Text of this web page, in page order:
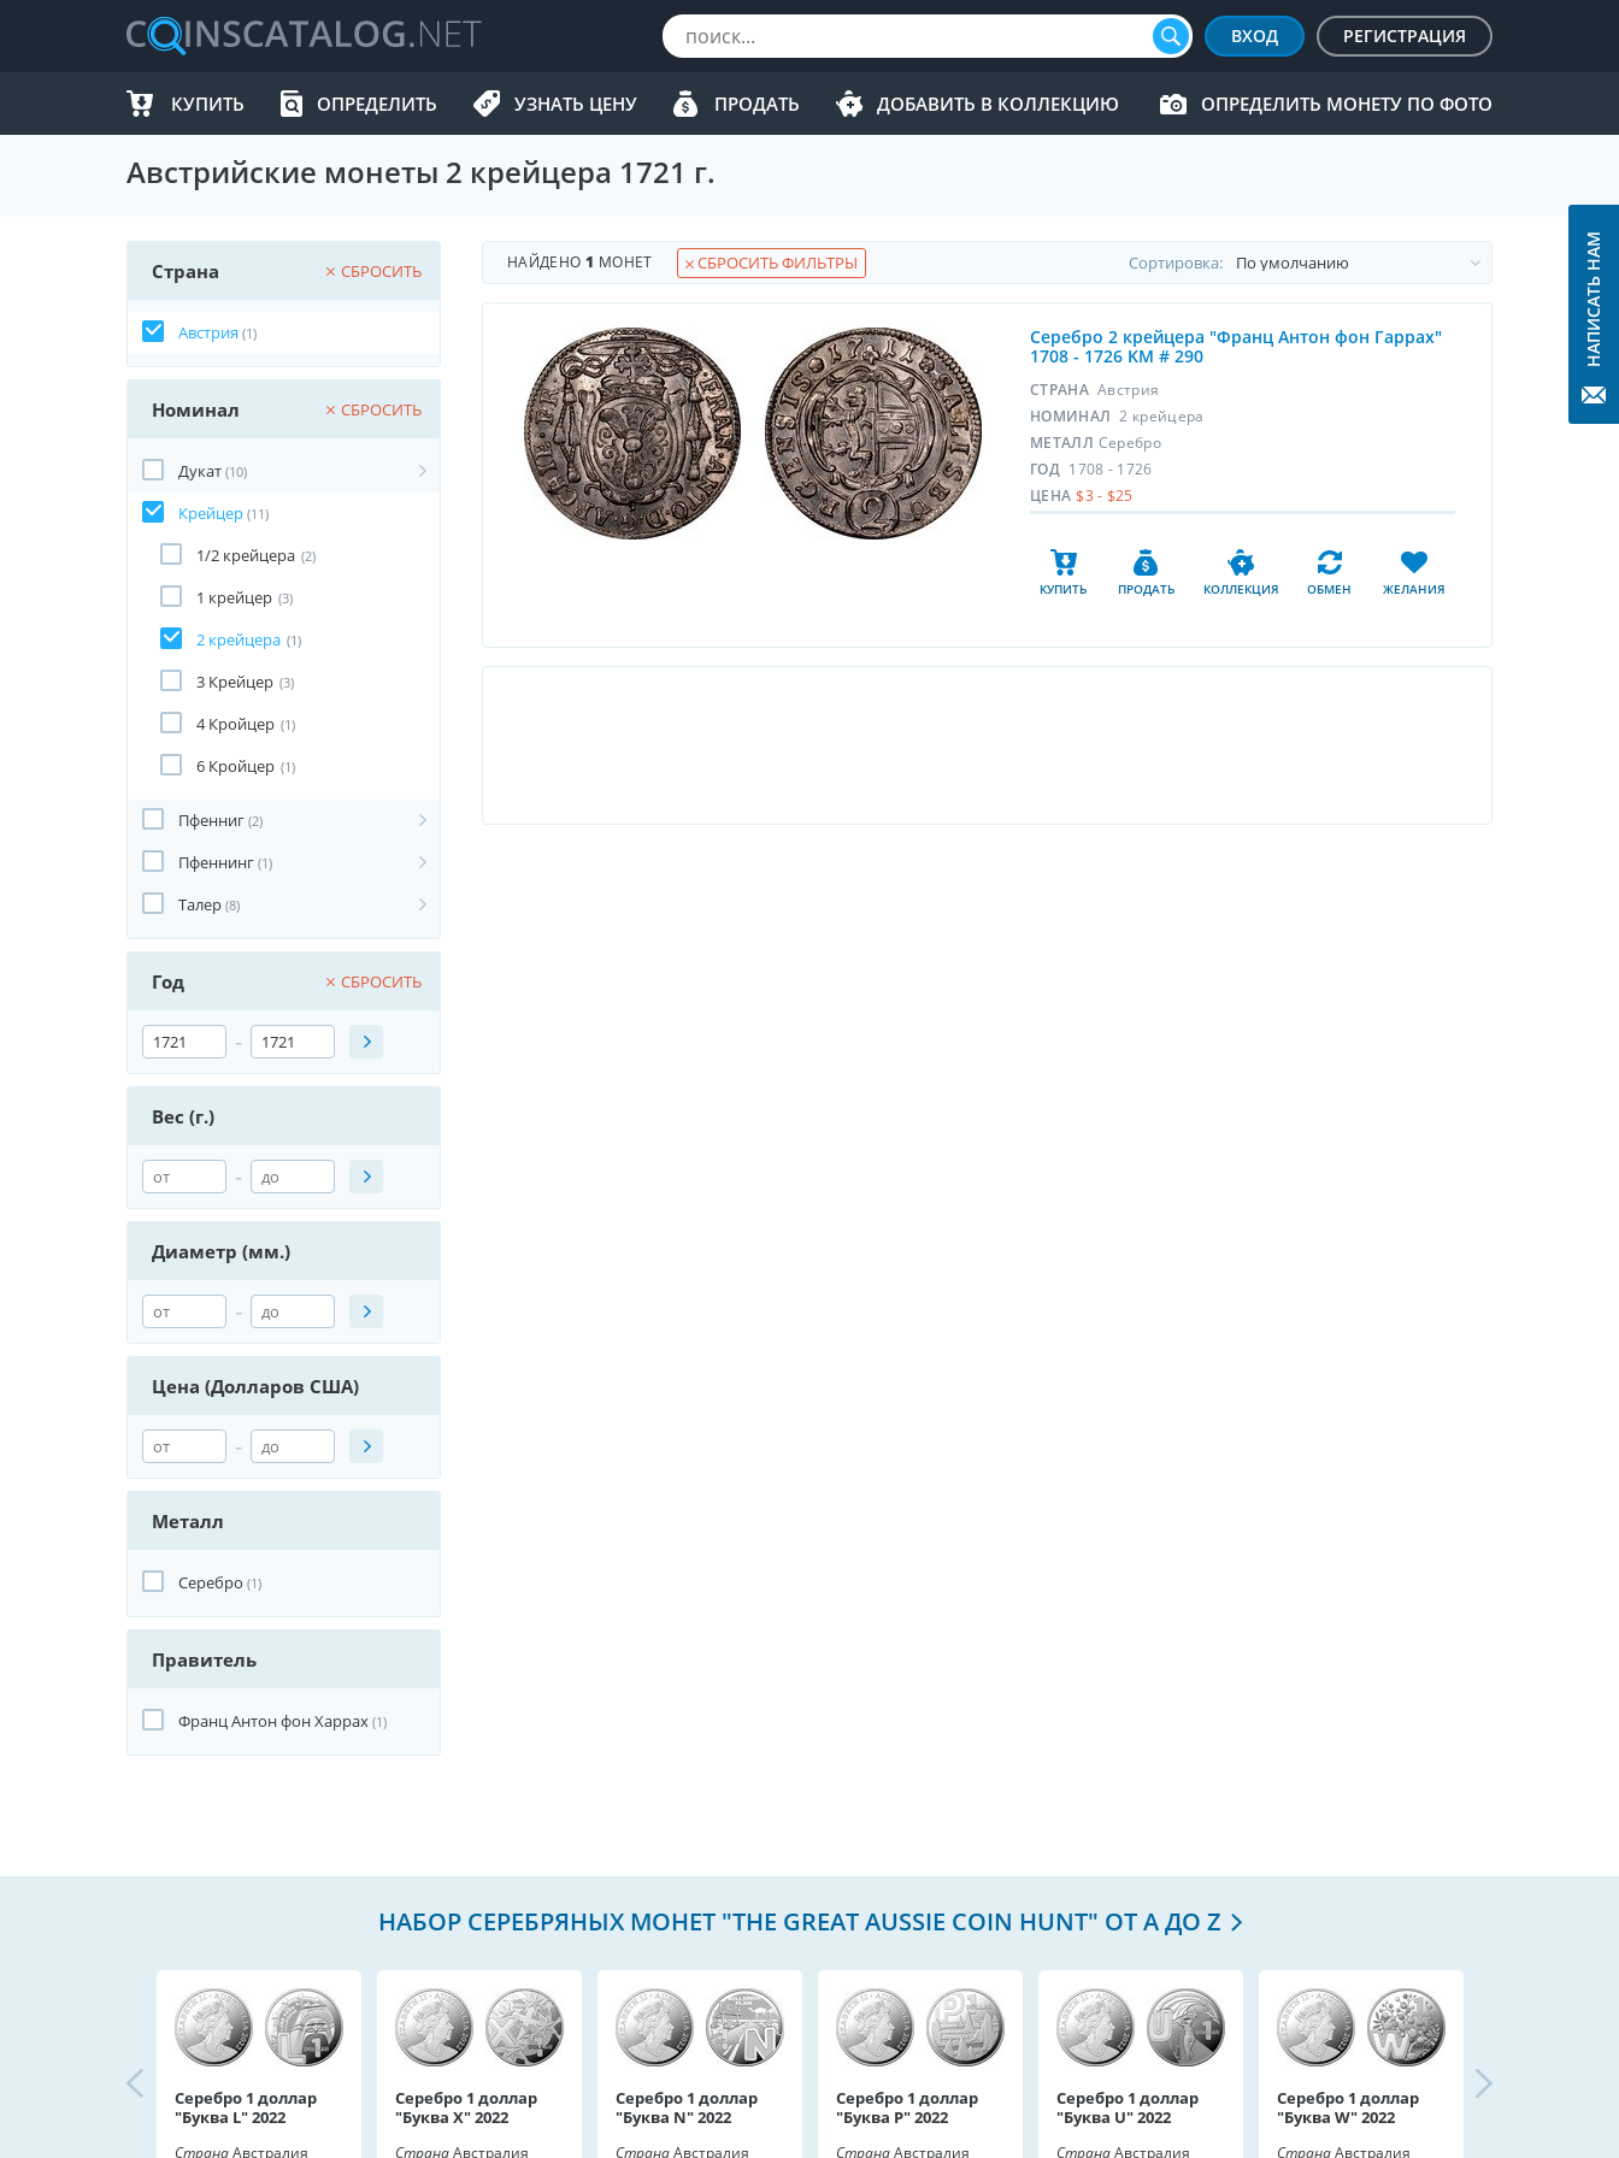
ВХОД РЕГИСТРАЦИЯ
КУПИТЬ ОПРЕДЕЛИТЬ УЗНАТЬ ЦЕНУ ПРОДАТЬ ДОБАВИТЬ В КОЛЛЕКЦИЮ ОПРЕДЕЛИТЬ МОНЕТУ ПО ФОТО
Австрийские монеты 2 крейцера 1721 г.
Страна СБРОСИТЬ
Австрия (1)
Номинал СБРОСИТЬ
Дукат (10)
Крейцер (11)
1/2 крейцера (2)
1 крейцер (3)
2 крейцера (1)
3 Крейцер (3)
4 Кройцер (1)
6 Кройцер (1)
Пфенниг (2)
Пфеннинг (1)
Талер (8)
Год СБРОСИТЬ
-
Вес (г.)
-
Диаметр (мм.)
-
Цена (Долларов США)
-
Металл
Серебро (1)
Правитель
Франц Антон фон Харрах (1)
НАЙДЕНО1 МОНЕТ СБРОСИТЬ ФИЛЬТРЫ Cортировка:
Серебро 2 крейцера "Франц Антон фон Гаррах"
1708 - 1726 KM # 290
СТРАНА Австрия
НОМИНАЛ 2 крейцера
МЕТАЛЛ Серебро
ГОД 1708 - 1726
ЦЕНА $3 - $25
КУПИТЬ ПРОДАТЬ КОЛЛЕКЦИЯ ОБМЕН ЖЕЛАНИЯ
НАБОР СЕРЕБРЯНЫХ МОНЕТ "THE GREAT AUSSIE COIN HUNT" ОТ A ДО Z
Серебро 1 доллар
"Буква L" 2022
СтранаАвстралия
Серебро 1 доллар
"Буква X" 2022
СтранаАвстралия
Серебро 1 доллар
"Буква N" 2022
СтранаАвстралия
Серебро 1 доллар
"Буква P" 2022
СтранаАвстралия
Серебро 1 доллар
"Буква U" 2022
СтранаАвстралия
Серебро 1 доллар
"Буква W" 2022
СтранаАвстралия
НАПИСАТЬ НАМ